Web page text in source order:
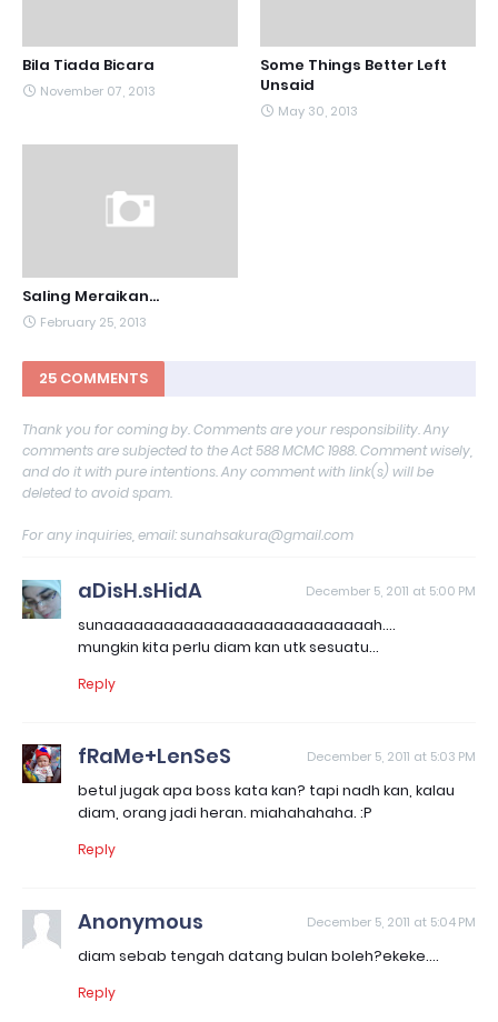
Bila Tiada Bicara
November 07, 2013
Some Things Better Left
Unsaid
May 30, 2013
Saling Meraikan...
February 25, 2013
25 COMMENTS
Thank you for coming by. Comments are your responsibility. Any
comments are subjected to the Act 588 MCMC 1988. Comment wisely,
and do it with pure intentions. Any comment with link(s) will be
deleted to avoid spam.
For any inquiries, email: sunahsakura@gmail.com
aDisH.sHidA December 5, 2011 at 5:00 PM
sunaaaaaaaaaaaaaaaaaaaaaaaaaaah....
mungkin kita perlu diam kan utk sesuatu...
Reply
fRaMe+LenSeS December 5, 2011 at 5:03 PM
betul jugak apa boss kata kan? tapi nadh kan, kalau
diam, orang jadi heran. miahahahaha. :P
Reply
Anonymous December 5, 2011 at 5:04 PM
diam sebab tengah datang bulan boleh?ekeke....
Reply